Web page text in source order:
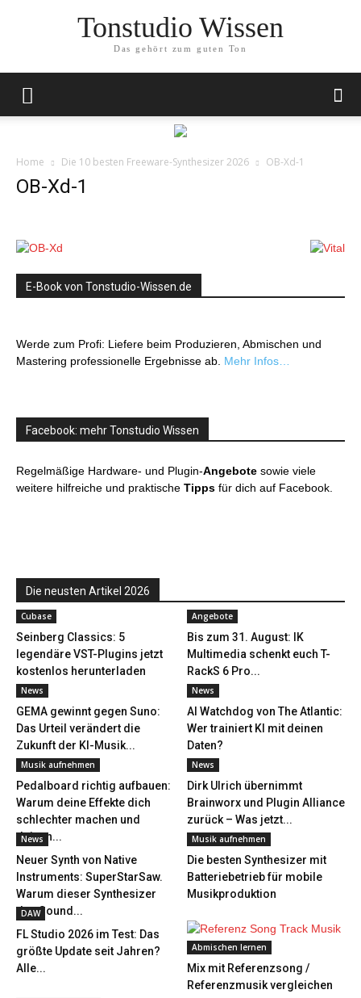
Tonstudio Wissen
Das gehört zum guten Ton
Home Die 10 besten Freeware-Synthesizer 2026 OB-Xd-1
OB-Xd-1
E-Book von Tonstudio-Wissen.de
Werde zum Profi: Liefere beim Produzieren, Abmischen und
Mastering professionelle Ergebnisse ab. Mehr Infos…
Facebook: mehr Tonstudio Wissen
Regelmäßige Hardware- und Plugin-Angebote sowie viele
weitere hilfreiche und praktische Tipps für dich auf Facebook.
Die neusten Artikel 2026
Cubase
Seinberg Classics: 5
legendäre VST-Plugins jetzt
kostenlos herunterladen
Angebote
Bis zum 31. August: IK
Multimedia schenkt euch T-
RackS 6 Pro...
News
GEMA gewinnt gegen Suno:
Das Urteil verändert die
Zukunft der KI-Musik...
News
AI Watchdog von The Atlantic:
Wer trainiert KI mit deinen
Daten?
Musik aufnehmen
Pedalboard richtig aufbauen:
Warum deine Effekte dich
schlechter machen und
deinen...
News
Dirk Ulrich übernimmt
Brainworx und Plugin Alliance
zurück – Was jetzt...
News
Neuer Synth von Native
Instruments: SuperStarSaw.
Warum dieser Synthesizer
den Sound...
Musik aufnehmen
Die besten Synthesizer mit
Batteriebetrieb für mobile
Musikproduktion
DAW
FL Studio 2026 im Test: Das
größte Update seit Jahren?
Alle...
Abmischen lernen
Mix mit Referenzsong /
Referenzmusik vergleichen